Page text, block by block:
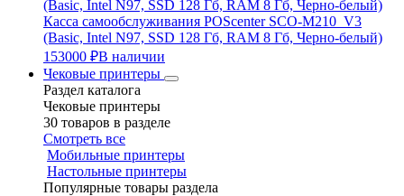
Касса самообслуживания POScenter SCO-M210_V3
(Basic, Intel N97, SSD 128 Гб, RAM 8 Гб, Черно-белый)
153000 ₽В наличии
Чековые принтеры
Раздел каталога
Чековые принтеры
30 товаров в разделе
Смотреть все
Мобильные принтеры
Настольные принтеры
Популярные товары раздела